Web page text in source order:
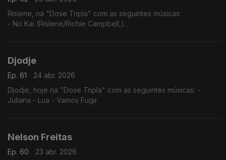
Rislene, na "Dose Tripla" com as seguintes músicas:
- No Kai (Rislene/Richie Campbell,)
Djodje
Ep. 61
24 abr. 2026
Djodje, hoje na "Dose Tripla" com as seguintes músicas: -
Juliana - Lua - Vamos Fugir
Nelson Freitas
Ep. 60
23 abr. 2026